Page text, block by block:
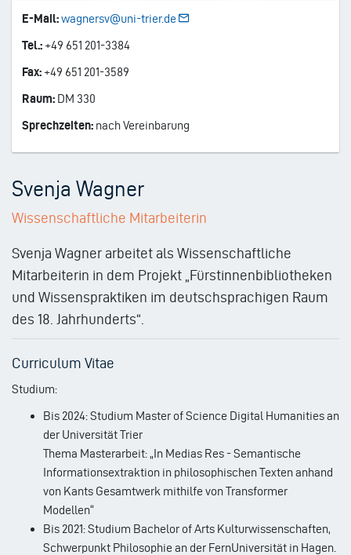
E-Mail: wagnersv@uni-trier.de
Tel.:+49 651 201-3384
Fax:+49 651 201-3589
Raum:DM 330
Sprechzeiten:nach Vereinbarung
Svenja Wagner
Wissenschaftliche Mitarbeiterin
Svenja Wagner arbeitet als Wissenschaftliche
Mitarbeiterin in dem Projekt „Fürstinnenbibliotheken
und Wissenspraktiken im deutschsprachigen Raum
des 18. Jahrhunderts“.
Curriculum Vitae
Studium:
Bis 2024: Studium Master of Science Digital Humanities an
der Universität Trier
Thema Masterarbeit: „In Medias Res - Semantische
Informationsextraktion in philosophischen Texten anhand
von Kants Gesamtwerk mithilfe von Transformer
Modellen“
Bis 2021: Studium Bachelor of Arts Kulturwissenschaften,
Schwerpunkt Philosophie an der FernUniversität in Hagen.